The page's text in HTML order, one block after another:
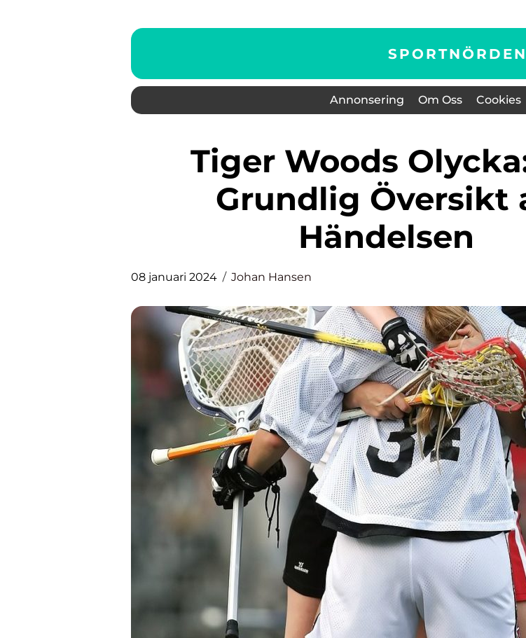
Annonsering Om Oss Cookies
Tiger Woods Olycka: En
Grundlig Översikt
Händelsen
08 januari 2024 Johan Hansen